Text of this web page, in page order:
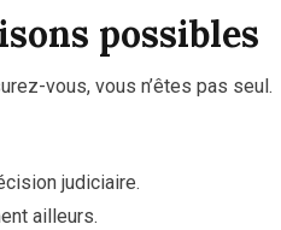
possibles
vous, vous n’êtes pas seul.
judiciaire.
ailleurs.